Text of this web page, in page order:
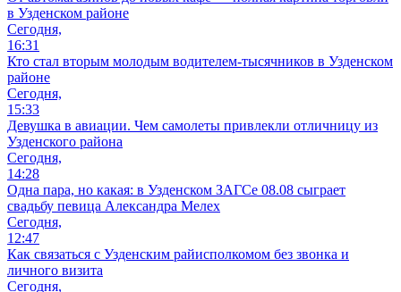
в Узденском районе
Сегодня,
16:31
Кто стал вторым молодым водителем-тысячников в Узденском
районе
Сегодня,
15:33
Девушка в авиации. Чем самолеты привлекли отличницу из
Узденского района
Сегодня,
14:28
Одна пара, но какая: в Узденском ЗАГСе 08.08 сыграет
свадьбу певица Александра Мелех
Сегодня,
12:47
Как связаться с Узденским райисполкомом без звонка и
личного визита
Сегодня,